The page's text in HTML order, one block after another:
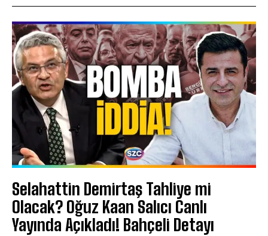
Selahattin Demirtaş Tahliye mi
Olacak? Oğuz Kaan Salıcı Canlı
Yayında Açıkladı! Bahçeli Detayı